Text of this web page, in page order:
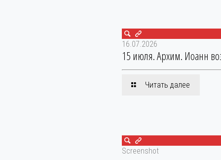
16.07.2026
15 июля. Архим. Иоанн
Читать далее
Screenshot